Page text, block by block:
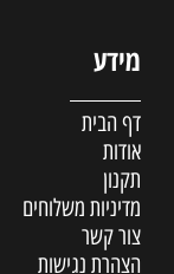
מידע
דף הבית
אודות
תקנון
מדיניות משלוחים
צור קשר
הצהרת נגישות